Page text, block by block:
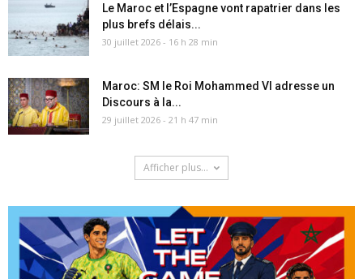
Le Maroc et l’Espagne vont rapatrier dans les
plus brefs délais...
30 juillet 2026 - 16 h 28 min
Maroc: SM le Roi Mohammed VI adresse un
Discours à la...
29 juillet 2026 - 21 h 47 min
Afficher plus...